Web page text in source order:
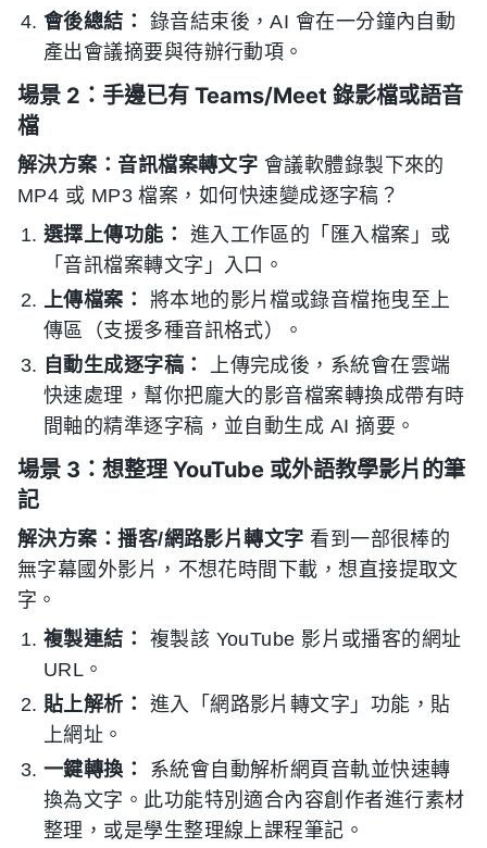
會後總結：
錄音結束後，AI 會在一分鐘內自動
產出會議摘要與待辦行動項。
場景 2：手邊已有 Teams/Meet 錄影檔或語音
檔
解決方案：音訊檔案轉文字 會議軟體錄製下來的
MP4 或 MP3 檔案，如何快速變成逐字稿？
選擇上傳功能：
進入工作區的「匯入檔案」或
「音訊檔案轉文字」入口。
上傳檔案：
將本地的影片檔或錄音檔拖曳至上
傳區（支援多種音訊格式）。
自動生成逐字稿：
上傳完成後，系統會在雲端
快速處理，幫你把龐大的影音檔案轉換成帶有時
間軸的精準逐字稿，並自動生成 AI 摘要。
場景 3：想整理 YouTube 或外語教學影片的筆
記
解決方案：播客/網路影片轉文字 看到一部很棒的
無字幕國外影片，不想花時間下載，想直接提取文
字。
複製連結：
複製該 YouTube 影片或播客的網址
URL。
貼上解析：
進入「網路影片轉文字」功能，貼
上網址。
一鍵轉換：
系統會自動解析網頁音軌並快速轉
換為文字。此功能特別適合內容創作者進行素材
整理，或是學生整理線上課程筆記。